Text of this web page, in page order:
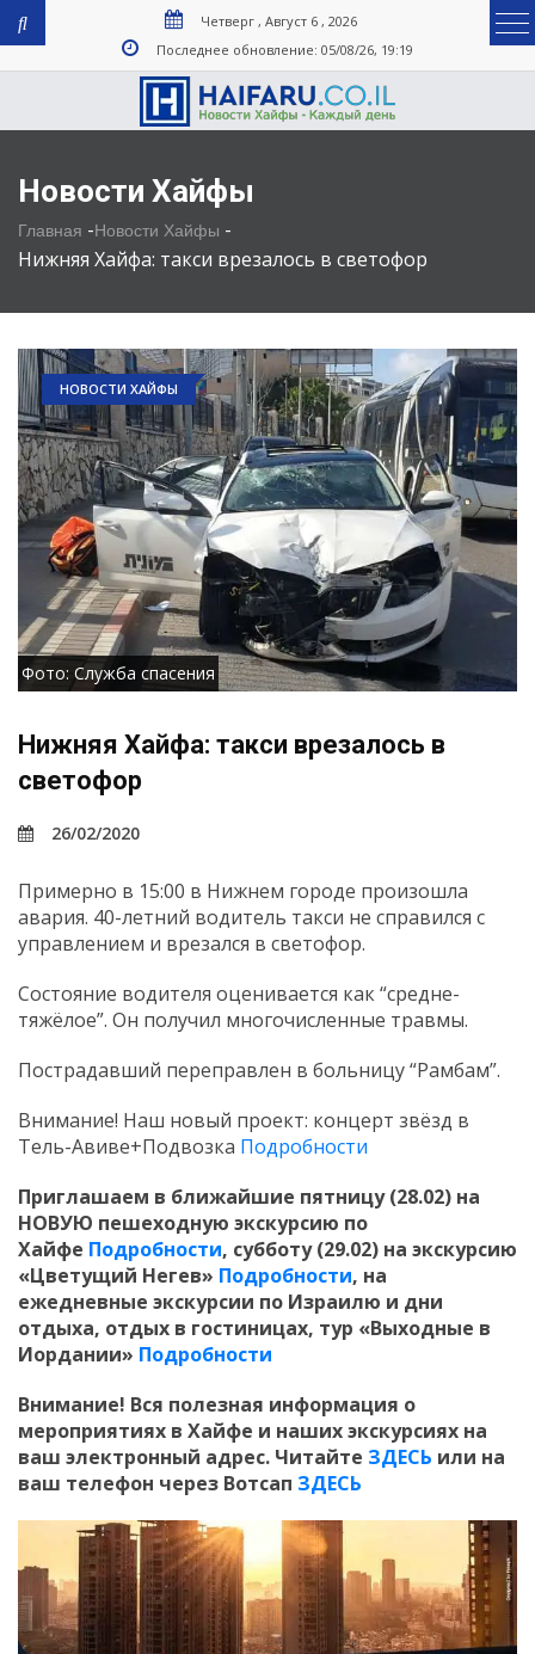
Четверг , Август 6 , 2026
Последнее обновление: 05/08/26, 19:19
Новости Хайфы
Главная -Новости Хайфы -
Нижняя Хайфа: такси врезалось в светофор
НОВОСТИ ХАЙФЫ
Фото: Служба спасения
Нижняя Хайфа: такси врезалось в
светофор
26/02/2020
Примерно в 15:00 в Нижнем городе произошла
авария. 40-летний водитель такси не справился с
управлением и врезался в светофор.
Состояние водителя оценивается как “средне-
тяжёлое”. Он получил многочисленные травмы.
Пострадавший переправлен в больницу “Рамбам”.
Внимание! Наш новый проект: концерт звёзд в
Тель-Авиве+Подвозка Подробности
Приглашаем в ближайшие пятницу (28.02) на
НОВУЮ пешеходную экскурсию по
Хайфе Подробности, субботу (29.02) на экскурсию
«Цветущий Негев» Подробности, на
ежедневные экскурсии по Израилю и дни
отдыха, отдых в гостиницах, тур «Выходные в
Иордании» Подробности
Внимание! Вся полезная информация о
мероприятиях в Хайфе и наших экскурсиях на
ваш электронный адрес. Читайте ЗДЕСЬ или на
ваш телефон через Вотсап ЗДЕСЬ